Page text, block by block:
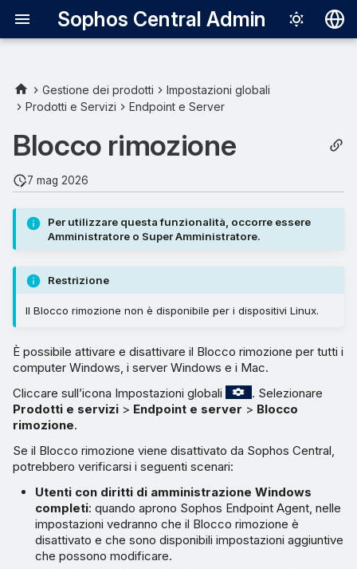
Sophos Central Admin
한국어
Gestione dei prodotti
Impostazioni globali
Prodotti e Servizi
Endpoint e Server
Blocco rimozione
7 mag 2026
Per utilizzare questa funzionalità, occorre essere
Amministratore o Super Amministratore.
Restrizione
Il Blocco rimozione non è disponibile per i dispositivi Linux.
È possibile attivare e disattivare il Blocco rimozione per tutti i
computer Windows, i server Windows e i Mac.
Cliccare sull’icona Impostazioni globali
. Selezionare
Prodotti e servizi > Endpoint e server > Blocco
rimozione.
Se il Blocco rimozione viene disattivato da Sophos Central,
potrebbero verificarsi i seguenti scenari:
Utenti con diritti di amministrazione Windows
completi: quando aprono Sophos Endpoint Agent, nelle
impostazioni vedranno che il Blocco rimozione è
disattivato e che sono disponibili impostazioni aggiuntive
che possono modificare.